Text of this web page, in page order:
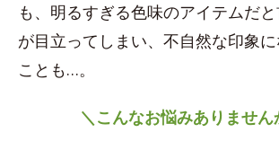
も、明るすぎる色味のアイテムだ
が目立ってしまい、不自然な印象
ことも…。
＼こんなお悩みありません